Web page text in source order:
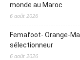
monde au Maroc
6 août 2026
Femafoot- Orange-
sélectionneur
6 août 2026